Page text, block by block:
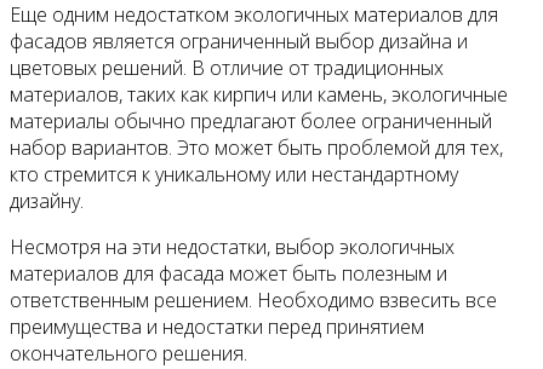
Еще одним недостатком экологичных материалов для
фасадов является ограниченный выбор дизайна и
цветовых решений. В отличие от традиционных
материалов, таких как кирпич или камень, экологичные
материалы обычно предлагают более ограниченный
набор вариантов. Это может быть проблемой для тех,
кто стремится к уникальному или нестандартному
дизайну.
Несмотря на эти недостатки, выбор экологичных
материалов для фасада может быть полезным и
ответственным решением. Необходимо взвесить все
преимущества и недостатки перед принятием
окончательного решения.